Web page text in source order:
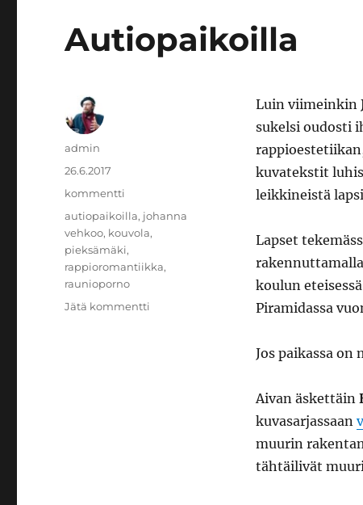
Autiopaikoilla
Luin viimeinkin
sukelsi oudosti
kuvatekstit
leikkineistä
Lapset
koulun
Piramidassa
Jos paikassa
Aivan äskettäin
kuvasarjassaan
muurin
tähtäilivät
Kirjoittaja
admin
Julkaistu
26.6.2017
Kategoriat
kommentti
Avainsanat
autiopaikoilla, johanna
vehkoo, kouvola,
pieksämäki,
rappioromantiikka,
raunioporno
Jätä kommentti